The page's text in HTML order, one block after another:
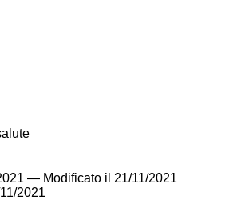
— Modificato il 21/11/2021
2021